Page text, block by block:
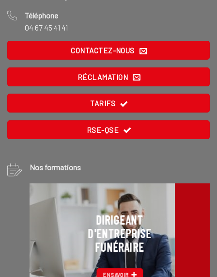
Téléphone
04 67 45 41 41
CONTACTEZ-NOUS
RÉCLAMATION
TARIFS
RSE-QSE
Nos formations
DIRIGEANT
D'ENTREPRISE
FUNÉRAIRE
EN SAVOIR